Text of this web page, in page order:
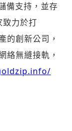
備支持，並存
力於打
的創新公司，
絡無縫接軌，